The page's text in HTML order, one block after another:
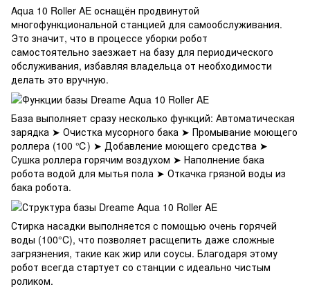
Aqua 10 Roller AE оснащён продвинутой
многофункциональной станцией для самообслуживания.
Это значит, что в процессе уборки робот
самостоятельно заезжает на базу для периодического
обслуживания, избавляя владельца от необходимости
делать это вручную.
База выполняет сразу несколько функций: Автоматическая
зарядка ➤ Очистка мусорного бака ➤ Промывание моющего
роллера (100 ℃) ➤ Добавление моющего средства ➤
Сушка роллера горячим воздухом ➤ Наполнение бака
робота водой для мытья пола ➤ Откачка грязной воды из
бака робота.
Стирка насадки выполняется с помощью очень горячей
воды (100°C), что позволяет расщепить даже сложные
загрязнения, такие как жир или соусы. Благодаря этому
робот всегда стартует со станции с идеально чистым
роликом.